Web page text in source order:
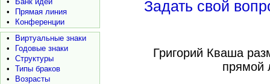
•
Прямая линия
•
Конференции
•
Виртуальные знаки
•
Годовые знаки
•
Структуры
•
Типы браков
•
Возрасты
Задать свой
Григорий Кваша
прямой